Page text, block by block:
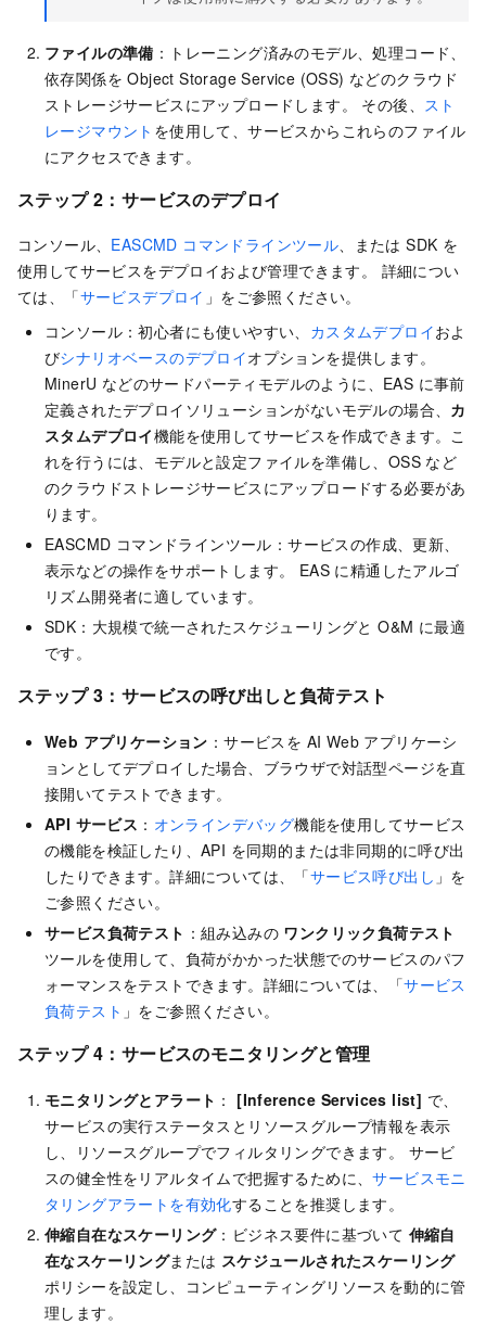
ファイルの準備 ：トレーニング済みのモデル、処理コード、
依存関係を Object Storage Service (OSS) などのクラウド
ストレージサービスにアップロードします。 その後、 スト
レージマウント を使用して、サービスからこれらのファイル
にアクセスできます。
ステップ 2：サービスのデプロイ
コンソール、 EASCMD コマンドラインツール、または SDK を
使用してサービスをデプロイおよび管理できます。 詳細につい
ては、「サービスデプロイ 」をご参照ください。
コンソール：初心者にも使いやすい、 カスタムデプロイおよ
びシナリオベースのデプロイオプションを提供します。
MinerU などのサードパーティモデルのように、EAS に事前
定義されたデプロイソリューションがないモデルの場合、 カ
スタムデプロイ機能を使用してサービスを作成できます。こ
れを行うには、モデルと設定ファイルを準備し、OSS など
のクラウドストレージサービスにアップロードする必要があ
ります。
EASCMD コマンドラインツール：サービスの作成、更新、
表示などの操作をサポートします。 EAS に精通したアルゴ
リズム開発者に適しています。
SDK：大規模で統一されたスケジューリングと O&M に最適
です。
ステップ 3：サービスの呼び出しと負荷テスト
Web アプリケーション ：サービスを AI Web アプリケーシ
ョンとしてデプロイした場合、ブラウザで対話型ページを直
接開いてテストできます。
API サービス ： オンラインデバッグ機能を使用してサービス
の機能を検証したり、API を同期的または非同期的に呼び出
したりできます。詳細については、「サービス呼び出し 」を
ご参照ください。
サービス負荷テスト ：組み込みの ワンクリック負荷テスト
ツールを使用して、負荷がかかった状態でのサービスのパフ
ォーマンスをテストできます。詳細については、「サービス
負荷テスト 」をご参照ください。
ステップ 4：サービスのモニタリングと管理
モニタリングとアラート ： [Inference Services list] で、
サービスの実行ステータスとリソースグループ情報を表示
し、リソースグループでフィルタリングできます。 サービ
スの健全性をリアルタイムで把握するために、サービスモニ
タリングアラートを有効化することを推奨します。
伸縮自在なスケーリング：ビジネス要件に基づいて 伸縮自
在なスケーリングまたは スケジュールされたスケーリング
ポリシーを設定し、コンピューティングリソースを動的に管
理します。